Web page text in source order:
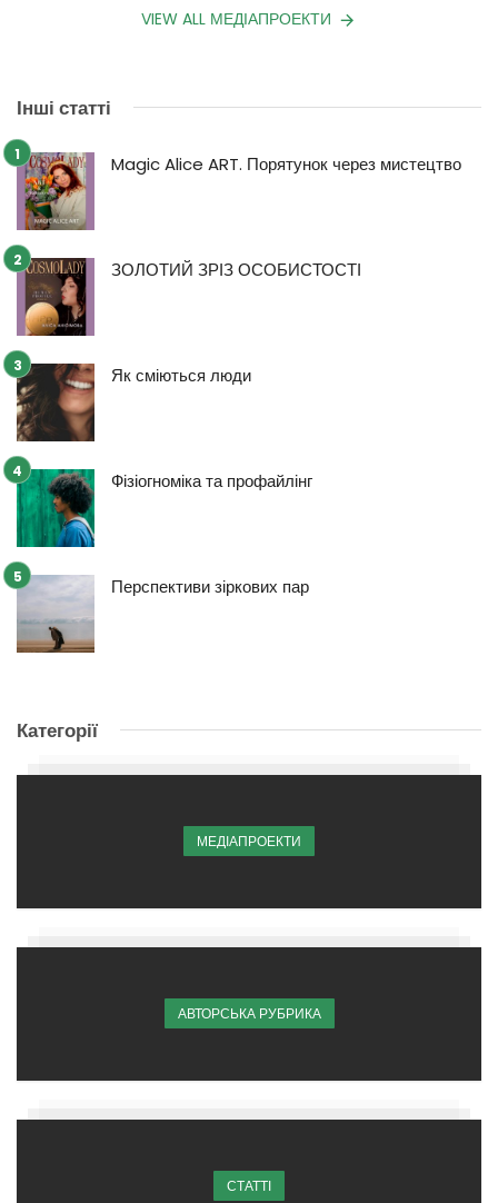
VIEW ALL МЕДІАПРОЕКТИ
Інші статті
Magic Alice ART. Порятунок через мистецтво
ЗОЛОТИЙ ЗРІЗ ОСОБИСТОСТІ
Як сміються люди
Фізіогноміка та профайлінг
Перспективи зіркових пар
Категорії
МЕДІАПРОЕКТИ
АВТОРСЬКА РУБРИКА
СТАТТІ